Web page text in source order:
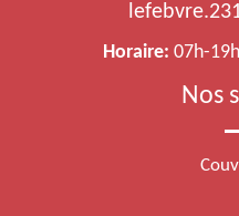
Horaire: 07h-
Nos